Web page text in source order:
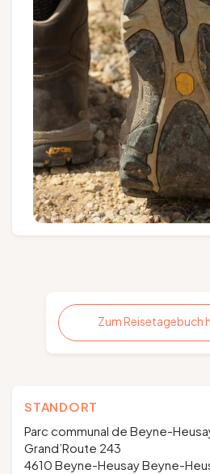
EN DE
Zum Reisetagebuch
STANDORT
Parc communal de Beyne-
Grand’Route 243
4610 Beyne-Heusay Beyne-